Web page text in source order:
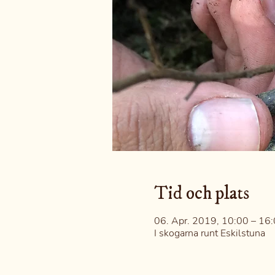
Tid och plats
06. Apr. 2019, 10:00 –
I skogarna runt Eskilstuna